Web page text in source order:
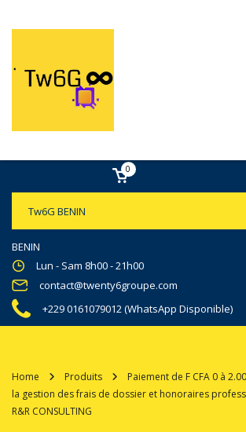
Tw6G BENIN
BENIN
Lun - Sam 8h00 - 21h00
contact@twenty6groupe.com
+229 0161079012 (WhatsApp Disponible)
0
Home Produits
Paiement de F CFA 0 à
la gestion des frais de dossier et honoraires
R&R CONSULTING